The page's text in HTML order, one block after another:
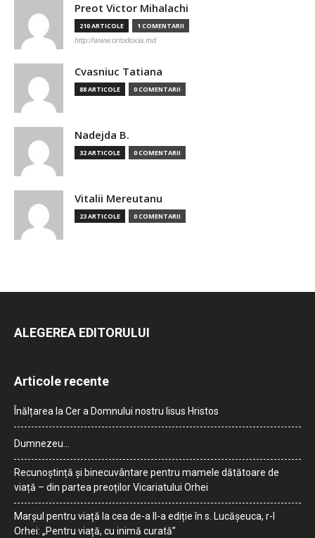
Preot Victor Mihalachi
210 ARTICOLE 1 COMENTARII
http://www.ortodoxia.md
Cvasniuc Tatiana
88 ARTICOLE 0 COMENTARII
Nadejda B.
32 ARTICOLE 0 COMENTARII
Vitalii Mereutanu
23 ARTICOLE 0 COMENTARII
ALEGEREA EDITORULUI
Articole recente
Înălțarea la Cer a Domnului nostru Iisus Hristos
Dumnezeu…
Recunoștință și binecuvântare pentru mamele dătătoare de
viață – din partea preoților Vicariatului Orhei
Marșul pentru viață la cea de-a II-a ediție în s. Lucășeuca, r-l
Orhei: „Pentru viață, cu inimă curată”